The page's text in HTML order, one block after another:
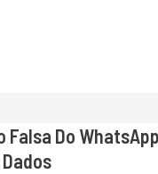
Falsa Do